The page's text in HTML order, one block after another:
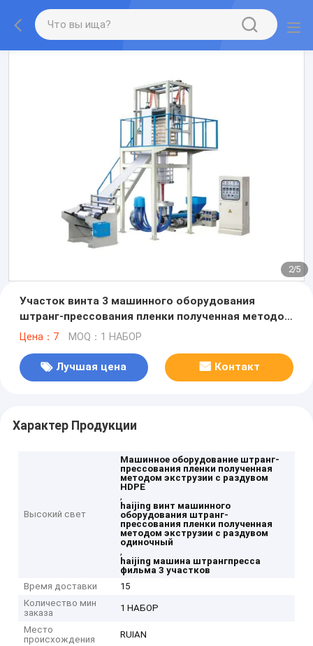
2/5
Участок винта 3 машинного оборудования
штранг-прессования пленки полученная методом
экструзии с раздувом PE HDPE одиночный
Цена：7 MOQ：1 НАБОР
Лучшая цена Контакт
Характер Продукции
Высокий свет
Машинное оборудование штранг-
прессования пленки полученная
методом экструзии с раздувом
HDPE
,
haijing винт машинного
оборудования штранг-
прессования пленки полученная
методом экструзии с раздувом
одиночный
,
haijing машина штрангпресса
фильма 3 участков
Время доставки
15
Количество мин
заказа
1 НАБОР
Место
происхождения
RUIAN